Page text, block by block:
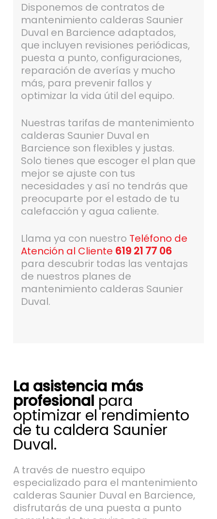
Disponemos de contratos de
mantenimiento calderas Saunier
Duval en Barcience adaptados,
que incluyen revisiones periódicas,
puesta a punto, configuraciones,
reparación de averías y mucho
más, para prevenir fallos y
optimizar la vida útil del equipo.
Nuestras tarifas de mantenimiento
calderas Saunier Duval en
Barcience son flexibles y justas.
Solo tienes que escoger el plan que
mejor se ajuste con tus
necesidades y así no tendrás que
preocuparte por el estado de tu
calefacción y agua caliente.
Llama ya con nuestro Teléfono de
Atención al Cliente 619 21 77 06
para descubrir todas las ventajas
de nuestros planes de
mantenimiento calderas Saunier
Duval.
La asistencia más
profesional para
optimizar el rendimiento
de tu caldera Saunier
Duval.
A través de nuestro equipo
especializado para el mantenimiento
calderas Saunier Duval en Barcience,
disfrutarás de una puesta a punto